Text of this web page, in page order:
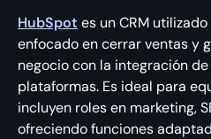
HubSpot es un CRM
enfocado en cerrar ventas y
negocio con la integración
plataformas. Es ideal para
incluyen roles en marketing,
ofreciendo funciones